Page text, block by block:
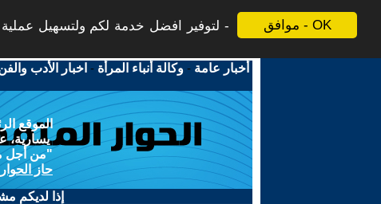
موافق - OK
لتوفير افضل خدمة لكم ولتسهيل
أخبار عامة -وكالة أنباء المرأة - اخبار الأدب
الموقع
يسارية،
"من أجل
حاز
إذا لديكم